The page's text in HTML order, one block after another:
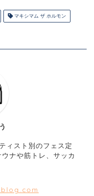
マキシマム ザ ホルモン
ィスト別のフェス定
ナや筋トレ、サッカ